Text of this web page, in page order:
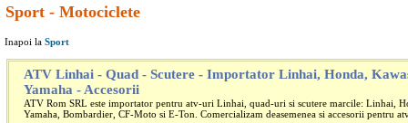
Sport - Motociclete
Inapoi la Sport
ATV Linhai - Quad - Scutere - Importator Linhai, Honda,
Yamaha - Accesorii
ATV Rom SRL este importator pentru atv-uri Linhai, quad-uri si scutere marcile: Linhai,
Yamaha, Bombardier, CF-Moto si E-Ton . Comercializam deasemenea si accesorii pentru